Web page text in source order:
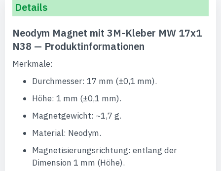
Details
Neodym Magnet mit 3M-Kleber MW 17x1
N38 — Produktinformationen
Merkmale:
Durchmesser: 17 mm (±0,1 mm).
Höhe: 1 mm (±0,1 mm).
Magnetgewicht: ~1,7 g.
Material: Neodym.
Magnetisierungsrichtung: entlang der
Dimension 1 mm (Höhe).